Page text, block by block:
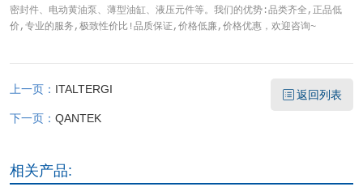
密封件、电动黄油泵、薄型油缸、液压元件等。我们的优势:品类齐全,正品低
价,专业的服务,极致性价比!品质保证,价格低廉,价格优惠，欢迎咨询~
上一页： ITALTERGI
下一页： QANTEK
返回列表
相关产品: